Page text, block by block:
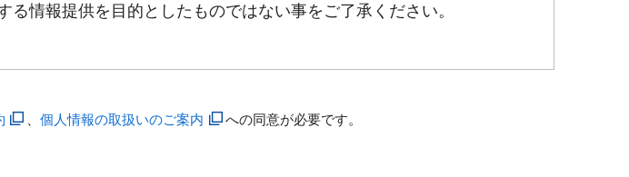
情報提供を目的としたものではない事をご了承ください。
、個人情報の取扱いのご案内 への同意が必要です。